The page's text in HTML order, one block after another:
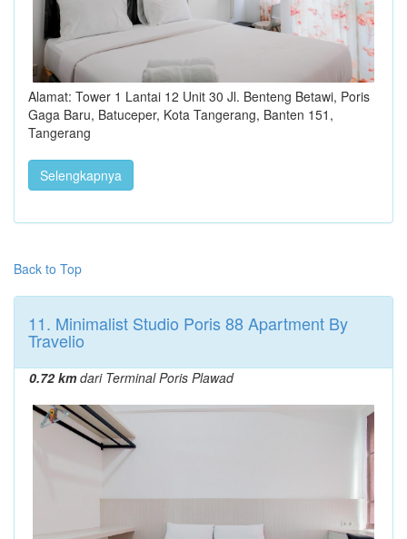
Alamat: Tower 1 Lantai 12 Unit 30 Jl. Benteng Betawi, Poris
Gaga Baru, Batuceper, Kota Tangerang, Banten 151,
Tangerang
Selengkapnya
Back to Top
11. Minimalist Studio Poris 88 Apartment By
Travelio
0.72 kmdari Terminal Poris Plawad